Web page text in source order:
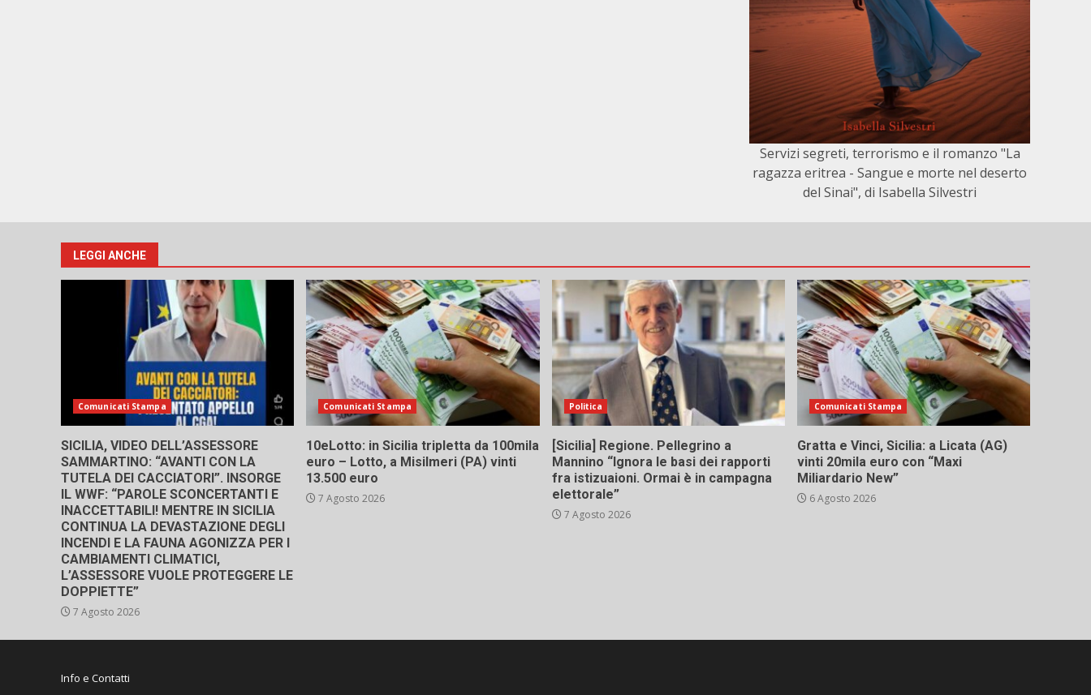
Servizi segreti, terrorismo e il romanzo "La
ragazza eritrea - Sangue e morte nel deserto
del Sinai", di Isabella Silvestri
LEGGI ANCHE
Comunicati Stampa
SICILIA, VIDEO DELL’ASSESSORE
SAMMARTINO: “AVANTI CON LA
TUTELA DEI CACCIATORI”. INSORGE
IL WWF: “PAROLE SCONCERTANTI E
INACCETTABILI! MENTRE IN SICILIA
CONTINUA LA DEVASTAZIONE DEGLI
INCENDI E LA FAUNA AGONIZZA PER I
CAMBIAMENTI CLIMATICI,
L’ASSESSORE VUOLE PROTEGGERE LE
DOPPIETTE”
7 Agosto 2026
Comunicati Stampa
10eLotto: in Sicilia tripletta da 100mila
euro – Lotto, a Misilmeri (PA) vinti
13.500 euro
7 Agosto 2026
Politica
[Sicilia] Regione. Pellegrino a
Mannino “Ignora le basi dei rapporti
fra istizuaioni. Ormai è in campagna
elettorale”
7 Agosto 2026
Comunicati Stampa
Gratta e Vinci, Sicilia: a Licata (AG)
vinti 20mila euro con “Maxi
Miliardario New”
6 Agosto 2026
Info e Contatti